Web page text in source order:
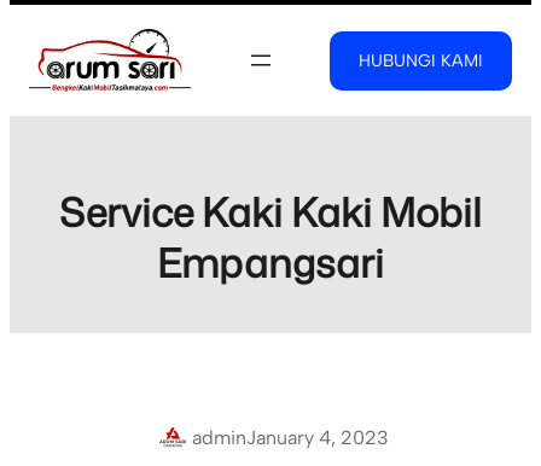
HUBUNGI KAMI
Service Kaki Kaki Mobil
Empangsari
adminJanuary 4, 2023